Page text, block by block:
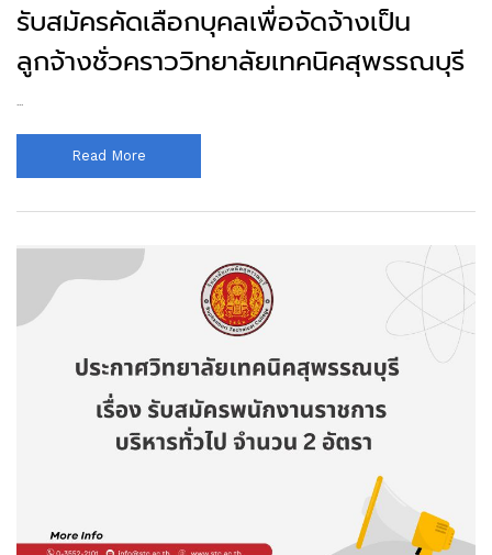
รับสมัครคัดเลือกบุคลเพื่อจัดจ้างเป็น
ลูกจ้างชั่วคราววิทยาลัยเทคนิคสุพรรณบุรี
...
Read More